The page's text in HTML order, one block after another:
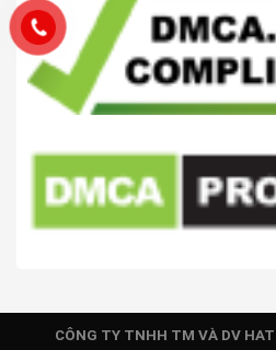
CÔNG TY TNHH TM VÀ DV